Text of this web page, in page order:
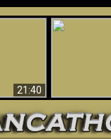
21:40